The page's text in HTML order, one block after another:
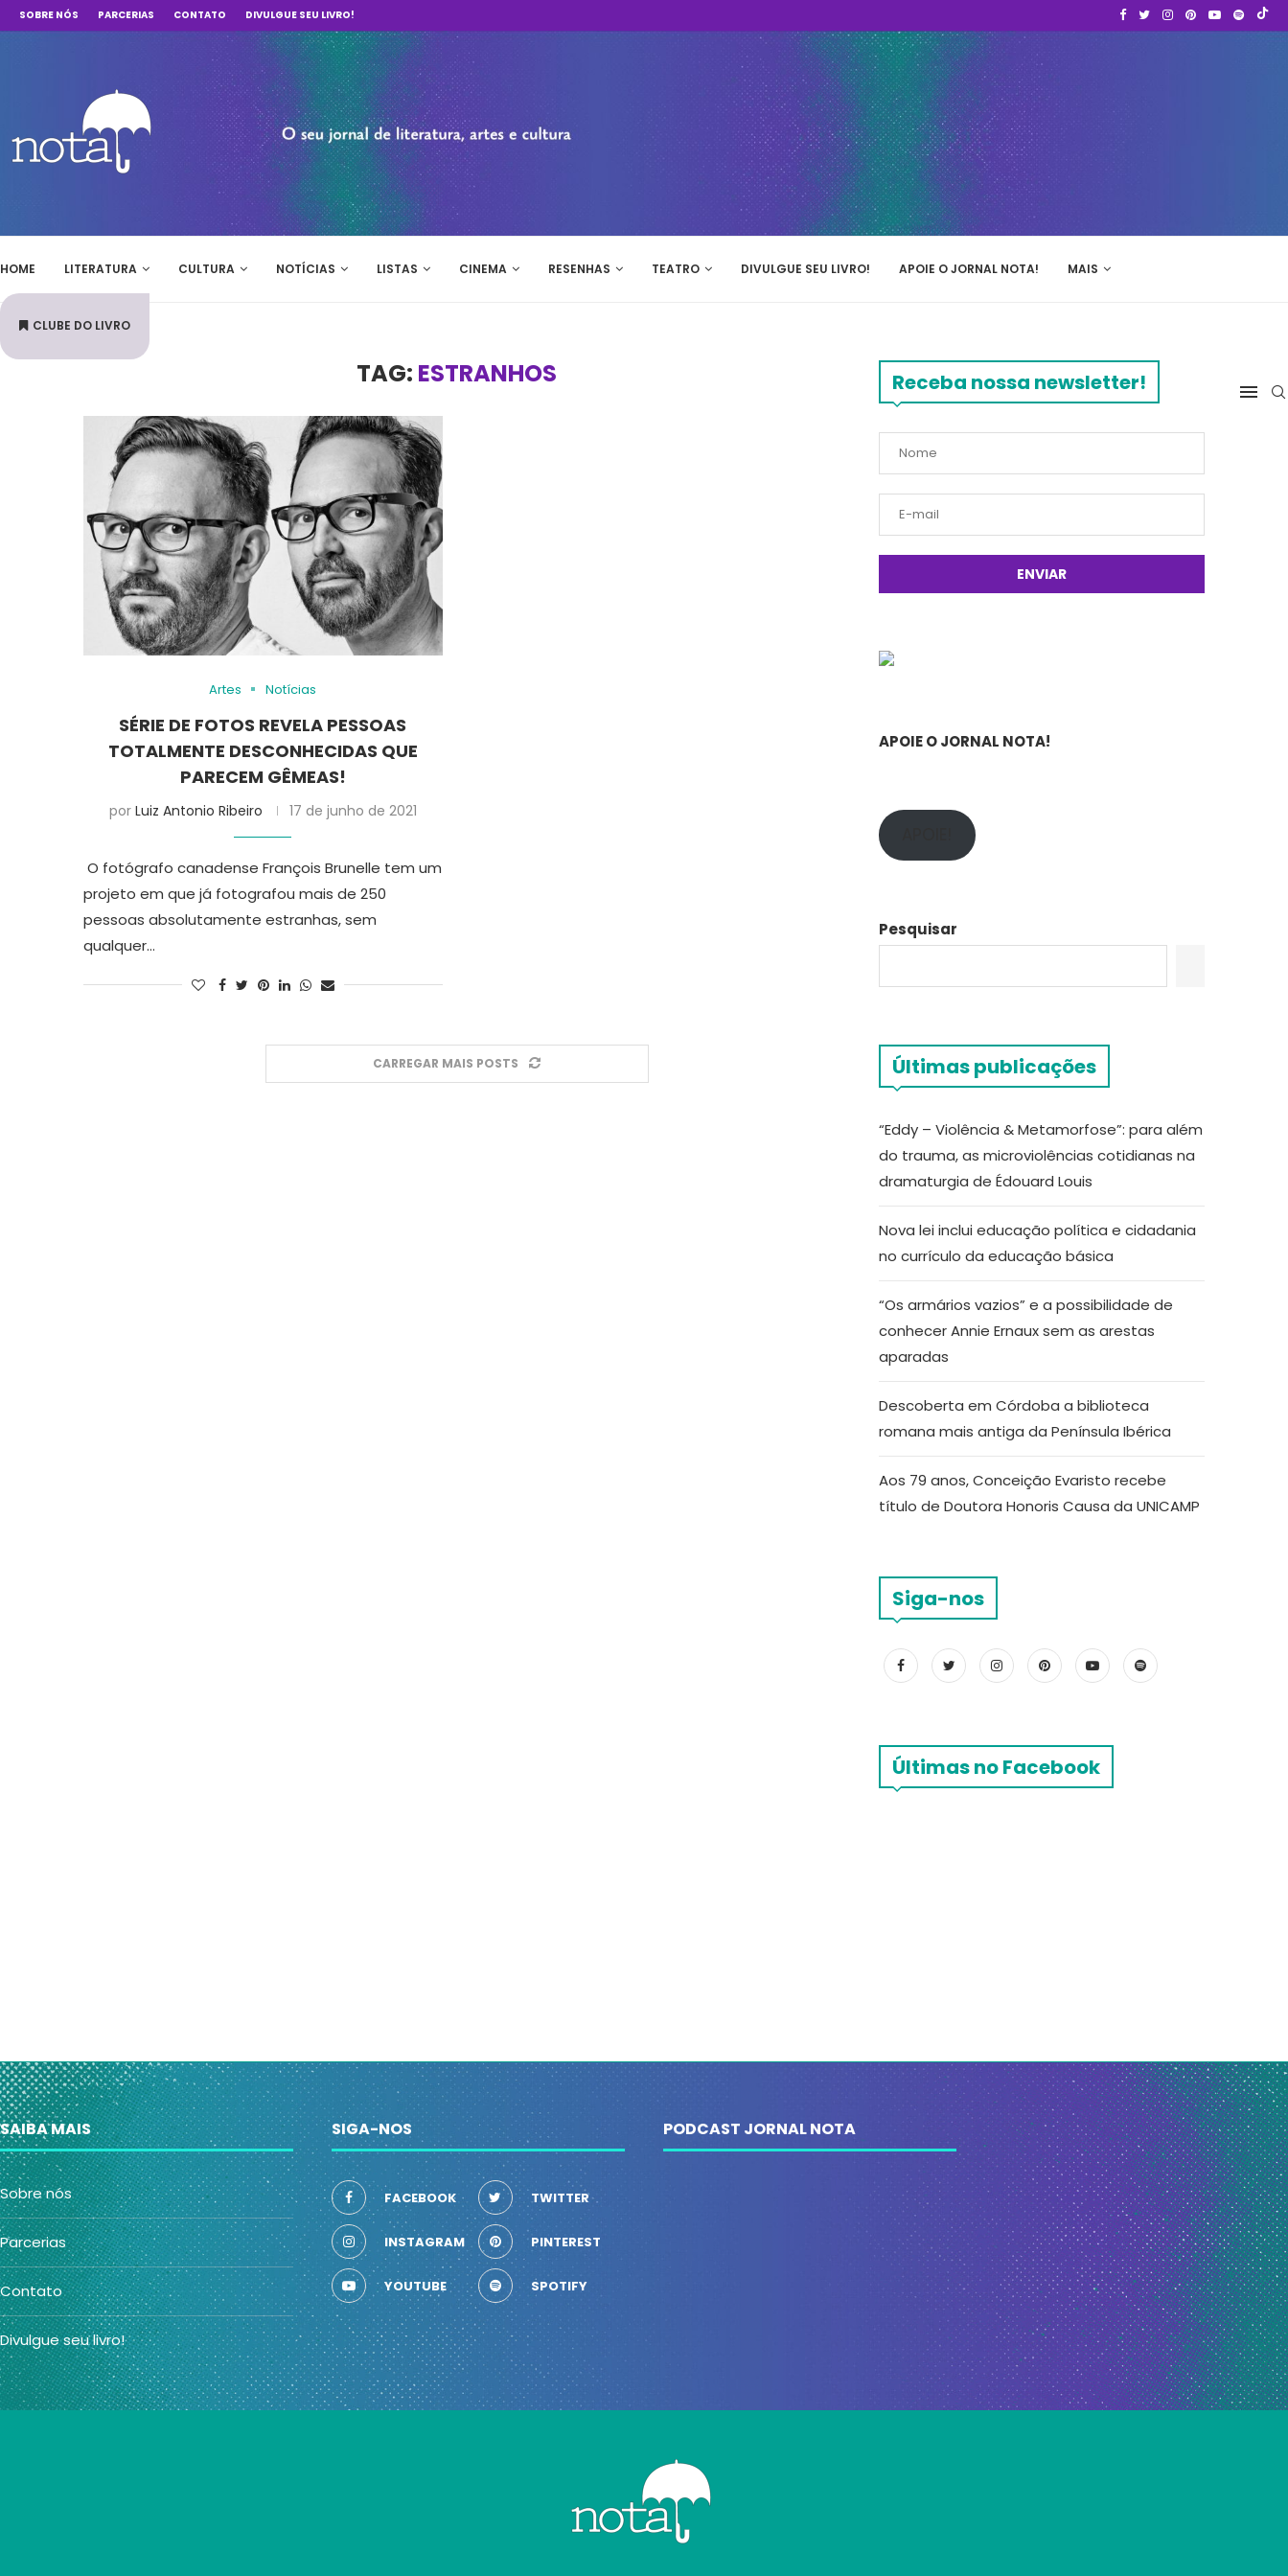
SOBRE NÓS PARCERIAS CONTATO DIVULGUE SEU LIVRO!
HOME LITERATURA CULTURA NOTÍCIAS LISTAS CINEMA RESENHAS TEATRO DIVULGUE SEU LIVRO! APOIE O JORNAL NOTA! MAIS
CLUBE DO LIVRO
TAG: ESTRANHOS
Artes Notícias
SÉRIE DE FOTOS REVELA PESSOAS
TOTALMENTE DESCONHECIDAS QUE
PARECEM GÊMEAS!
por Luiz Antonio Ribeiro 17 de junho de 2021
O fotógrafo canadense François Brunelle tem um
projeto em que já fotografou mais de 250
pessoas absolutamente estranhas, sem
qualquer…
CARREGAR MAIS POSTS
Receba nossa newsletter!
APOIE O JORNAL NOTA!
Pesquisar
Últimas publicações
“Eddy – Violência & Metamorfose”: para além
do trauma, as microviolências cotidianas na
dramaturgia de Édouard Louis
Nova lei inclui educação política e cidadania
no currículo da educação básica
“Os armários vazios” e a possibilidade de
conhecer Annie Ernaux sem as arestas
aparadas
Descoberta em Córdoba a biblioteca
romana mais antiga da Península Ibérica
Aos 79 anos, Conceição Evaristo recebe
título de Doutora Honoris Causa da UNICAMP
Siga-nos
Últimas no Facebook
SAIBA MAIS
Sobre nós
Parcerias
Contato
Divulgue seu livro!
SIGA-NOS
FACEBOOK TWITTER
INSTAGRAM PINTEREST
YOUTUBE SPOTIFY
PODCAST JORNAL NOTA